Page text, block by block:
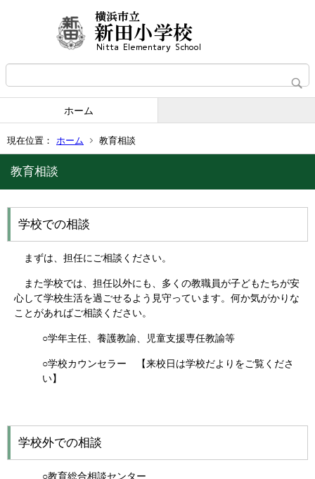
ホーム
現在位置： ホーム 教育相談
教育相談
学校での相談
まずは、担任にご相談ください。
また学校では、担任以外にも、多くの教職員が子どもたちが安
心して学校生活を過ごせるよう見守っています。何か気がかりな
ことがあればご相談ください。
○学年主任、養護教諭、児童支援専任教諭等
○学校カウンセラー 【来校日は学校だよりをご覧くださ
い】
学校外での相談
○教育総合相談センター